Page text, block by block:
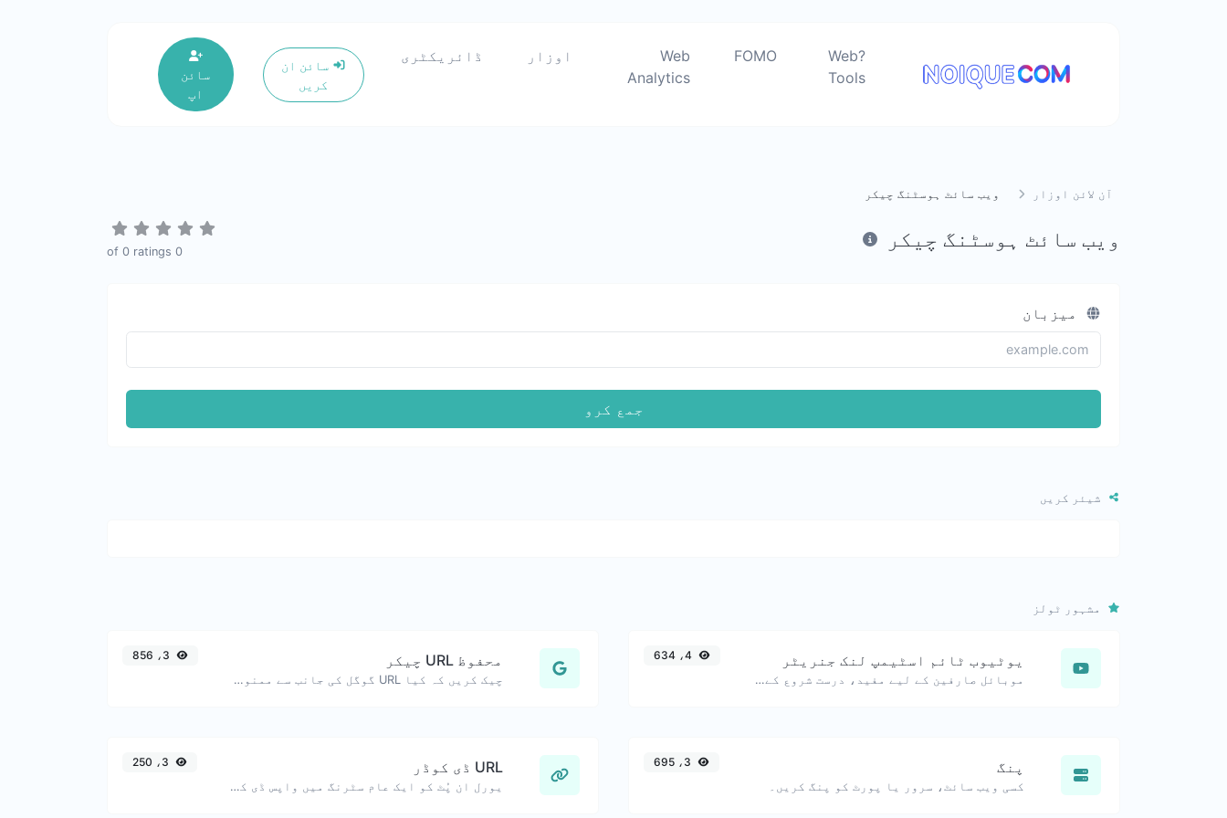
?Web
Tools
FOMO
Web
Analytics
اوزار ڈائریکٹری
سائن ان
کریں
سائن
اپ
آن لائن اوزار ویب سائٹ ہوسٹنگ چیکر
ویب سائٹ ہوسٹنگ چیکر 0
0 ratings
میزبان
جمع کرو
شیئر کریں
مشہور ٹولز
یوٹیوب ٹائم اسٹیمپ لنک جنریٹر
موبائل صارفین کے لیے مفید، درست شروع کے وقت کے ساتھ بنائے گئے یوٹیوب لنکس۔
4، 634 محفوظ URL چیکر
چیک کریں کہ کیا URL گوگل کی جانب سے ممنوعہ اور محفوظ/غیر محفوظ کے طور پر نشان زد ہے؟
پنگ
کسی ویب سائٹ، سرور یا پورٹ کو پنگ کریں۔
URL ڈی کوڈر
یورل ان پُٹ کو ایک عام سٹرنگ میں واپس ڈی کوڈ کریں۔